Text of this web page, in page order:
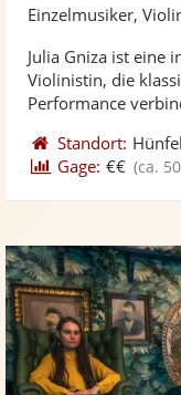
Einzelmusiker,
Julia Gniza ist eine
Violinistin, die
Performance
Standort:
Gage: €€ (ca.